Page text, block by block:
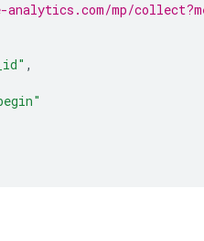
analytics.com/mp/
,